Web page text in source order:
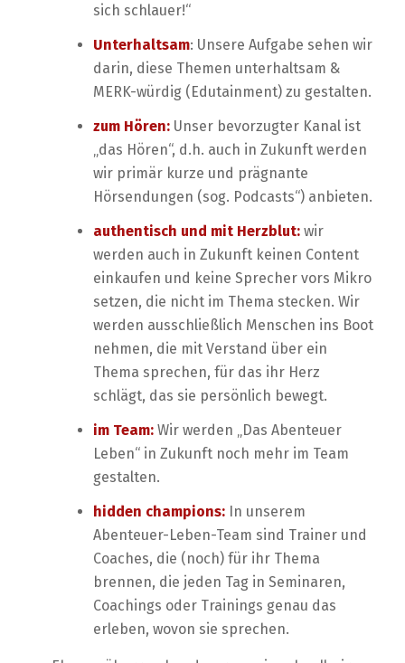
sich schlauer!“
Unterhaltsam: Unsere Aufgabe sehen wir
darin, diese Themen unterhaltsam &
MERK-würdig (Edutainment) zu gestalten.
zum Hören: Unser bevorzugter Kanal ist
„das Hören“, d.h. auch in Zukunft werden
wir primär kurze und prägnante
Hörsendungen (sog. Podcasts“) anbieten.
authentisch und mit Herzblut:wir
werden auch in Zukunft keinen Content
einkaufen und keine Sprecher vors Mikro
setzen, die nicht im Thema stecken. Wir
werden ausschließlich Menschen ins Boot
nehmen, die mit Verstand über ein
Thema sprechen, für das ihr Herz
schlägt, das sie persönlich bewegt.
im Team:Wir werden „Das Abenteuer
Leben“ in Zukunft noch mehr im Team
gestalten.
hidden champions:In unserem
Abenteuer-Leben-Team sind Trainer und
Coaches, die (noch) für ihr Thema
brennen, die jeden Tag in Seminaren,
Coachings oder Trainings genau das
erleben, wovon sie sprechen.